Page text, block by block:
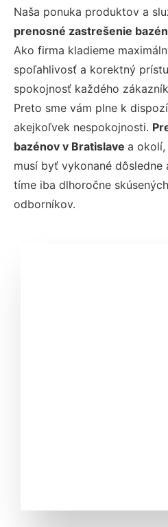
Naša ponuka produktov a
prenosné zastrešenie
Ako firma kladieme
spoľahlivosť a korektný
spokojnosť každého
Preto sme vám plne k
akejkoľvek nespokojnosti.
bazénov v Bratislave a
musí byť vykonané dôsledne
tíme iba dlhoročne
odborníkov.